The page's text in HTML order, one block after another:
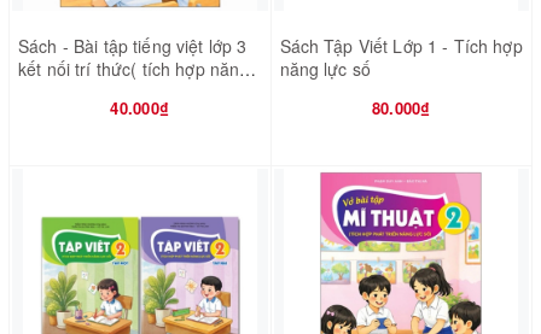
Sách - Bài tập tiếng việt lớp 3
kết nối trí thức( tích hợp năng
40.000₫
Sách Tập Viết Lớp 1 - Tích hợp
năng lực số
80.000₫